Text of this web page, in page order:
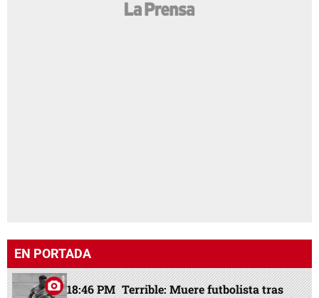
EN PORTADA
18:46 PM Terrible: Muere futbolista tras